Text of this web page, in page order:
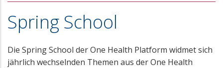
Spring School
Die Spring School der One Health Platform widmet sich
jährlich wechselnden Themen aus der One Health